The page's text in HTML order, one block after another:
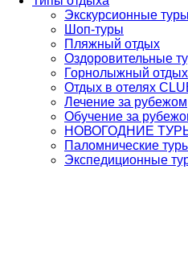
Экскурсионные туры
Шоп-туры
Пляжный отдых
Оздоровительные
Горнолыжный отдых
Отдых в отелях
Лечение за рубежом
Обучение за
НОВОГОДНИЕ
Паломнические
Экспедиционные